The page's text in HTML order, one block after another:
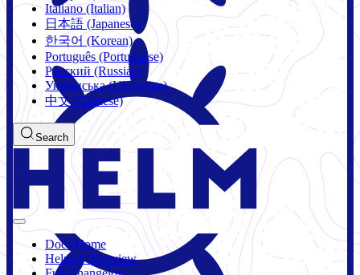
Italiano (Italian)
日本語 (Japanese)
한국어 (Korean)
Português (Portuguese)
Русский (Russian)
Українська (Ukrainian)
中文 (Chinese)
Search
Docs Home
Helm 4 Overview